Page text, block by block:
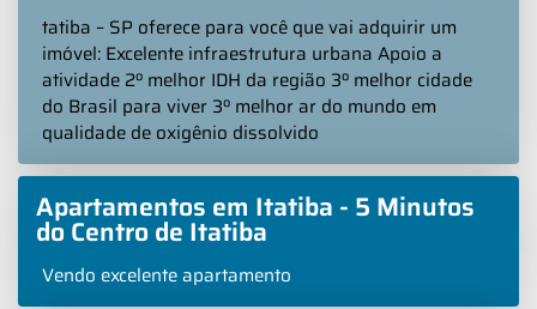
tatiba – SP oferece para você que vai adquirir um
imóvel: Excelente infraestrutura urbana Apoio a
atividade 2º melhor IDH da região 3º melhor cidade
do Brasil para viver 3º melhor ar do mundo em
qualidade de oxigênio dissolvido
Apartamentos em Itatiba - 5 Minutos
do Centro de Itatiba
Vendo excelente apartamento